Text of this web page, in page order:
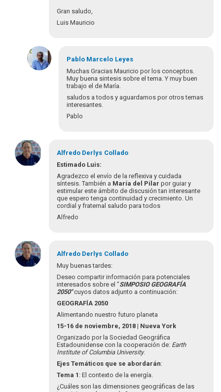
Gran saludo,
Luis Mauricio
Pablo Marcelo Leyes
Muchas Gracias Mauricio por los conceptos.
Muy buena sintesis sobre el tema. Y muy buen
trabajo el de María.
saludos a todos y aguardamos por otros temas
interesantes.
Pablo
En
respuesta
a
Agradecemos
Luis
Mauricio
Cuervo
Alfredo Derlys Collado
Estimado Luis:
Agradezco el envío de la reflexiva y cuidada
síntesis. También a María del Pilar por guiar y
estimular este ámbito de discusión tan interesante
que espero tenga continuidad y crecimiento. Un
cordial y fraternal saludo para todos
Alfredo
Alfredo Derlys Collado
Muy buenas tardes:
Deseo compartir información para potenciales
interesados sobre el "SIMPOSIO GEOGRAFÍA
2050"cuyos datos adjunto a continuación:
GEOGRAFÍA 2050
Alimentando nuestro futuro planeta
15-16 de noviembre, 2018 | Nueva York
Organizado por la Sociedad Geográfica
Estadounidense con la cooperación de: Earth
Institute of Columbia University.
Ejes Temáticos que se abordarán:
Tema 1 : El contexto de la energía.
¿Cuáles son las dimensiones geográficas de las